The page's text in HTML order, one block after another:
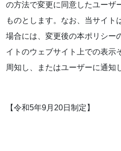
の方法で変更に同意したユーザ
ものとします。なお、当サイト
場合には、変更後の本ポリシー
イトのウェブサイト上での表示
周知し、またはユーザーに通知
【令和5年9月20日制定】